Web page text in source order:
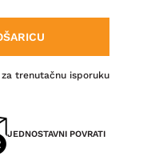
trenutačnu isporuku
JEDNOSTAVNI POVRATI